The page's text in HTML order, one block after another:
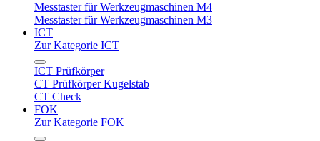
Messtaster für Werkzeugmaschinen M4
Messtaster für Werkzeugmaschinen M3
ICT
Zur Kategorie ICT
ICT Prüfkörper
CT Prüfkörper Kugelstab
CT Check
FOK
Zur Kategorie FOK